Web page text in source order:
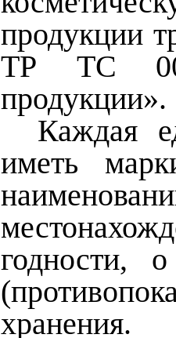
продукции
ТР ТС 009/
продукции».
Каждая
иметь
годности,
хранения.